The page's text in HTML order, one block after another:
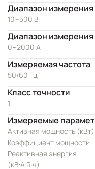
Диапазон
10~500 В
Диапазон измерения
0~2000 А
Измеряемая частота
50/60 Гц
Класс точности
1
Измеряемые
Активная мощность (кВт)
Коэффициент мощности
Реактивная энергия
(кВ·А·R·ч)